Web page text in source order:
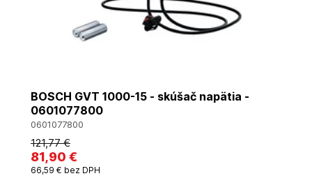
BOSCH GVT 1000-15 - skúšač napätia -
0601077800
0601077800
121,77 €
81,90 €
66,59 € bez DPH